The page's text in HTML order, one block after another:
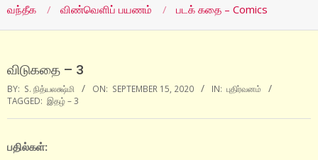
வந்தீக
விண்வெளிப் பயணம் படக் கதை – Comics
விடுகதை – 3
BY: S. நித்யலக்ஷ்மி ON: SEPTEMBER 15, 2020 IN: புதிர்வனம்
TAGGED: இதழ் – 3
பதில்கள்: